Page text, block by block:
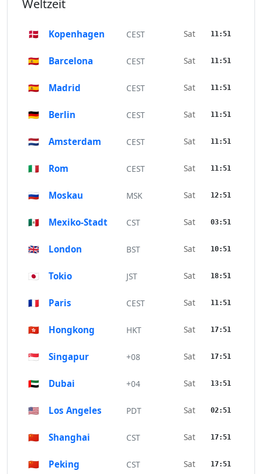
Weltzeit
🇩🇰 Kopenhagen CEST Sat 11:51
🇪🇸 Barcelona CEST Sat 11:51
🇪🇸 Madrid CEST Sat 11:51
🇩🇪 Berlin CEST Sat 11:51
🇳🇱 Amsterdam CEST Sat 11:51
🇮🇹 Rom CEST Sat 11:51
🇷🇺 Moskau MSK Sat 12:51
🇲🇽 Mexiko-Stadt CST Sat 03:51
🇬🇧 London BST Sat 10:51
🇯🇵 Tokio JST Sat 18:51
🇫🇷 Paris CEST Sat 11:51
🇭🇰 Hongkong HKT Sat 17:51
🇸🇬 Singapur +08 Sat 17:51
🇦🇪 Dubai +04 Sat 13:51
🇺🇸 Los Angeles PDT Sat 02:51
🇨🇳 Shanghai CST Sat 17:51
🇨🇳 Peking CST Sat 17:51